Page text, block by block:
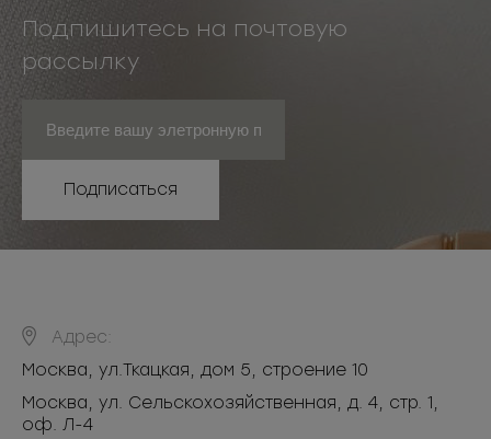
Подпишитесь на почтовую
рассылку
Подписаться
Адрес:
Москва, ул.Ткацкая, дом 5, строение 10
Москва, ул. Сельскохозяйственная, д. 4, стр. 1,
оф. Л-4